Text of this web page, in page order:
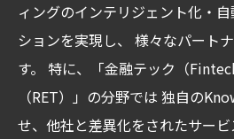
ィングのインテリジェント化・
ションを実現し、 様々なパート
す。 特に、「金融テック（
（RET）」の分野では 独自の
せ、他社と差異化をされたサービ